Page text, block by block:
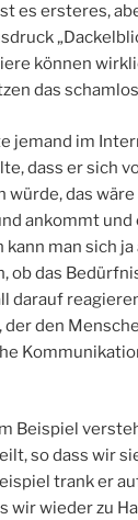
es ersteres,
können
das
jemand im
dass er sich
würde, das
ankommt
kann man sich
ob das
darauf
der den
Beispiel
so dass wir
trank er
wir wieder zu